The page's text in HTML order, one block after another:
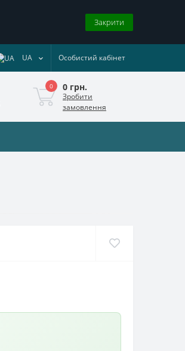
Закрити
UA Особистий кабінет
0 0 грн.
Зробити
замовлення